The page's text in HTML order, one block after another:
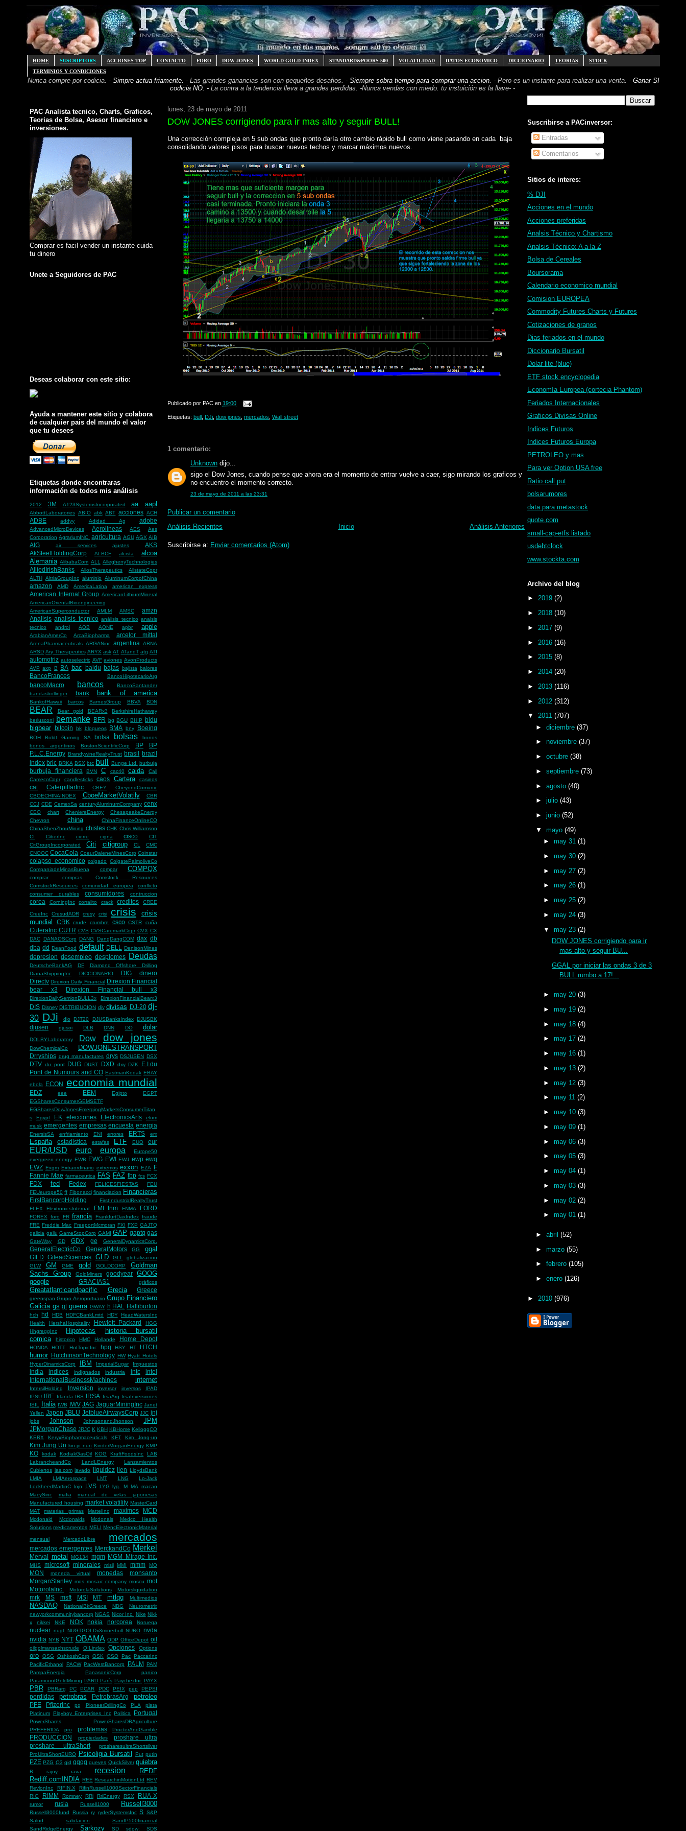
HOME SUSCRIPTORS ACCIONES TOP CONTACTO FORO DOW JONES WORLD GOLD INDEX STANDARD&POORS 500 VOLATILIDAD DATOS ECONOMICO DICCIONARIO TEORIAS
STOCK
TERMINIOS Y CONDICIONES
Nunca compre por codicia. - Simpre actua friamente. - Las grandes ganancias son con pequeños desafios. - Siempre sobra tiempo para comprar una accion. - Pero es un instante para realizar una venta. - Ganar SI
codicia NO. - La contra a la tendencia lleva a grandes perdidas. -Nunca vendas con miedo. tu instuición es la llave- -
PAC Analista tecnico, Charts, Graficos,
Teorias de Bolsa, Asesor financiero e
inversiones.
Comprar es facil vender un instante cuida
tu dinero
Unete a Seguidores de PAC
Deseas colaborar con este sitio:
Ayuda a mantener este sitio y colabora
de cualquier pais del mundo el valor
que tu desees
Etiquetas donde encontraras
información de todos mis análisis
2012 3M A123SystemsIncorporated aa aapl
AbbottLaboratories ABIO abk ABT acciones ACH
ADBE addyy Adidad Ag adobe
AdvancedMicroDevices Aerolineas AES
Aes
Corporation AgrariumINC. agricultura AGU AGX AIB
AIG air services ajustes
AKS
AkSteelHoldingCorp
ALBCF alcista
alcoa
Alemania AlibabaCom ALL AlleghenyTechnologies
AlliedIrishBanks AllosTherapeutics
AllstateCopr
ALTH
AltriaGroupInc aluminio AluminumCorpofChina
amazon AMD AmericaLatina american express
American Internat Group AmericanLithiumMineral
AmericanOrientalBioengineering
AmericanSuperconductor
AMLM AMSC
amzn
Analisis analisis tecnico análisis tecnico analsis
tecnico
androi AOB AONE apbr apple
ArabianAmerCo ArcaBiopharma arcelor mittal
ArenaPharmaceuticals ARGANinc argentina
ARNA
ARSD Ary Therapeutics ARYX ask AT ATandT atg ATI
automotriz autoselectric AVF aviones AvonProducts
AVP axp B BA bac baidu bajas bajista balores
BancoFrances BancoHipotecarioArg
bancoMacro bancos
BancoSantander
bandasbollinger
bank bank of america
BankofHawaii barcos BarnesGroup BBVA BDN
BEAR Bear gold BEARx3
BerkshireHathaway
berlusconi
bernanke BFR bg BGU BHIP bidu
bigbear bitcoin bk bloqueos BMA bny Boeing
BOH Boldt Gaming SA bolsa bolsas
bonos
bonos argentinos
BostonScientificCorp BP
BP
P.L.C.Energy BrandywineRealtyTrust brasil
brazil
index bric BRKA BSX btc bull Bunge Ltd. burbuja
burbuja financiera BVN C cac40 caida
Call
CamecoCopr
candlesticks caos Cartera casinos
cat CaterpillarInc CBEY
CbeyondComunic
CBOECHINAINDEX
CboeMarketVolatily
CBR
CCJ CDE CemexSa centuryAluminumCompany cenx
CEO chart CheniereEnergy
ChesapeakeEnergy
Chevron
china
ChinaFinanceOnlineCO
ChinaShenZhouMining chistes CHK Chris Williamson
CI
CiberInc cierre cigna cisco
CIT
CitGroupIncorporated
Citi citigroup CL
CMC
CNOOC CocaCola CoeurDaleneMinesCorp Coinstar
colapso economico colgado
ColgatePalmoliveCo
CompaniadeMinasBuena
compar COMPQX
comprar compras
Comstock Resources
ComstockResources
comunidad europea
conflicto
consumer durables
consumidores contruccion
corea CorningInc corralito crack creditos CREE
CreeInc CresudADR cresy crisi crisis
crisis
mundial
CRK crude crumbre csco CSTR cuña
CuteraInc CUTR CVS CVSCaremarkCopr CVX CX
DAC
DANAOSCorp DANG DangDangCOM dax db
dba dd DeanFood default DELL DenisonMines
depresion desempleo desplomes Deudas
DeutscheBankAG DF
Diamond Offshore Drilling
DianaShippingInc
DICCIONARIO DIG
dinero
Directv Direxion Daily Financial
Direxion Financial
bear x3
Direxion Financial bull x3
DirexionDailySemionBULL3x DirexionFinancialBearx3
DIS Disney DISTRIBUCION div divisas DJ-20 dj-
30 DJi djo DJT20 DJUSBanksIndex DJUSBK
djusen djusoi DLB DNN DO dolar
DOLBYLaboratory Dow dow jones
DowChemicalCo DOWJONESTRANSPORT
Drryships drug manufactures drys DSJUSEN DSX
DTV du pont DUG DUST DXD dxy DZK
E.I.du
Pont de Numours and CO EastmanKodak EBAY
ebola ECON economia mundial
EDZ eee EEM Egipto
EGPT
EGSharesConsumerGEMSETF
EGSharesDowJonesEmergingMarketsConsumerTitan
s
Egypt EK elecciones ElectronicsArts
elom
musk emergentes empresas encuesta energia
EnersisSA enfriamiento ENI errores ERTS erx
España estadistica estafas ETF EUO eur
EUR/USD euro europa
Europe50
evergreen energy EWB EWG EWI EWJ ewp ewq
EWZ Exgm Extraordinario extremos exxon EZA
F
Fannie Mae farmaceutica FAS FAZ fbp fcs FCX
FDX fed Fedex FELICESFIESTAS
FEU
FEUeurope50 ff Fibonacci financiacion Financieras
FirstBancorpHolding
FirstIndustrialRealtyTrust
FLEX
FlextronicsInternat FMI fnm FNMA FORD
FOREX foro FR francia FrankfurtDaxIndex fraude
FRE Freddie Mac FreeportMcmoran FXI FXP GAJTQ
galicia gallu GameStopCorp GAMI GAP gaptq gas
GateWay GD GDX ge GeneralDynamicsCorp.
GeneralElectricCo GeneralMotors GG ggal
GILD GileadSciences GLD GLL
globalizacion
GLW
GM GME gold GOLDCORP
Goldman
Sachs Group
GoldMiners goodyear
GOOG
google
GRACIAS1 gráficos
Greatatlanticandpacific Grecia Greece
greenspan Grupo Aeroportuario Grupo Financiero
Galicia gs gt guerra GWAY h HAL Halliburton
hch hd HDB HDFCBankLmtd HDY
HeadWatersInc
Health
HershaHospitality Hewlett Packard
HGG
HhgreggInc
Hipotecas
historia bursatil
comica
historico HMC Hollande Home Depot
HONDA HOTT HotTopicInc hpq HSY HT HTCH
humor HutchinsonTechnology HW Hyatt Hotels
HyperDinamicsCorp
IBM ImperialSugar Impuestos
india indices indignados industria intc
intel
InternationalBusinessMachines
internet
IntersilHolding Inversion inversor inversos
IPAD
IPSU
IRE Irlanda IRS IRSA IrsaArg
IrsaInversiones
ISIL
Italia IWB IWV JAG JaguarMiningInc Janet
Yellen Japon JBLU JetblueAirwaysCorp JJC jnj
jobs Johnson JohnsonandJhonson JPM
JPMorganChase JRJC K KBH KBHome KelloggCO
KERX
KeryxBiopharmaceuticals KFT Kim Jong-un
Kim Jung Un kin jo nun KinderMorganEnergy KMP
KO kodak KodiakGasOil KOG KraftFoodsInc
LAB
LabrancheandCo
LandLEnergy
Lanzamientos
Cubiertos
las.com lavado liquidez llen
LloydsBank
LMIA
LMIAerospace LMT LNG
Lo-Jack
LockheedMartinC
lojn LVS LYG lyg. M MA macao
MacySinc
mafia
manual de velas japonesas
Manufactured housing market volatility MasterCard
MAT
materias primas MattelInc maximos MCD
Mcdonald Mcdonalds Mcdonals
Medco Health
Solutions medicamentos MELI MencElectronicMaterial
mensual MercadoLibre mercados
mercados emergentes MerckandCo Merkel
Merval metal MG134 mgm MGM Mirage Inc.
MHS microsoft minerales misil MMI mmm MO
MON moneda virtual monedas
monsanto
MorganStanley mos mosaic company moscu mot
MotorolaInc.
MotorolaSolutions Motorsliquidation
mrk MS msft MSI MT mtlqq Multimedios
NASDAQ NationalBkGreece NBG
Neurometrix
newyorkcommunitybancorp NGAS Nicor Inc. Nike Niki-
x
nikkei NKE NOK nokia norcorea Noruega
nuclear nugt NUGTGOLDx3minerbull NURO nvda
nvidia NYB NYT OBAMA ODP OfficeDepot oil
oilgolmansachscrude OILindex Opciones Options
oro OSG OshkoshCorp OSK OSO Pac
PaccarInc
PacificEthanol
PACW PacWestBancorp PALM
PAM
PampaEnergia
PanasonicCorp
panico
ParamountGoldMining PARD París PaychexInc PAYX
PBR PBRarg PC PCAR PDC PEIX pep PEPSI
perdidas petrobras PetrobrasArg petroleo
PFE PfizerInc pg PioneerDrillingCo PLA
plata
Platinum
Playboy Enterprises Inc Politica Portugal
PowerShares
PowerSharesDBAgriculture
PREFERIDA
pro problemas ProcterAndGamble
PRODUCCION propiedades
proshare ultra
proshare ultraShort
prosharesultraShortsilver
ProUltraShortEURO
Psicoligia Bursatil Put putin
PZE PZG Q3 qid qqqq queves QuickSilver quiebra
R rajoy rava recesion
REDF
Rediff.comINDIA REE ResearchinMotionLtd
REV
RevlonInc
RIFIN.X
RifinRussell1000SectorFinancials
RIG
RIMM Romney RRi RriEnergy RSX RUA-X
rumor rusia Russell1000 Russell3000
Russell3000fund Russia ry ryderSystemsInc S S&P
Salud
salutacion
SandP500financial
SandRidgeEnergy
Sarkozy SD sdow; SDS
lunes, 23 de mayo de 2011
DOW JONES corrigiendo para ir mas alto y seguir BULL!
Una corrección compleja en 5 sub ondas que pronto daría otro cambio rápido bull como viene pasando en cada baja
consolidando valores pisos para buscar nuevos techos y marcar máximos nuevos.
Publicado por PAC en 19:00
Etiquetas: bull DJi dow jones mercados Wall street
1 comentario:
Unknown dijo...
sigo el Dow Jones, cuando pense que ahora era el momento de entrar vuelve a caer, sigo mirando los graficos y
no encuentro el momento correcto.
23 de mayo de 2011 a las 23:31
Publicar un comentario
Análisis Recientes
Análisis Anteriores
Inicio
Suscribirse a: Enviar comentarios (Atom)
Suscribirse a PACinversor:
Entradas
Comentarios
Sitios de interes:
% DJI
Acciones en el mundo
Acciones preferidas
Analsis Técnico y Chartismo
Analsis Técnico: A a la Z
Bolsa de Cereales
Boursorama
Calendario economico mundial
Comision EUROPEA
Commodity Futures Charts y Futures
Cotizaciones de granos
Dias feriados en el mundo
Diccionario Bursatil
Dolar lite (blue)
ETF stock encyclopedia
Economía Europea (cortecia Phantom)
Feriados Internacionales
Graficos Divisas Online
Indices Futuros
Indices Futuros Europa
PETROLEO y mas
Para ver Option USA free
Ratio call put
bolsarumores
data para metastock
quote.com
small-cap-etfs listado
usdebtclock
www.stockta.com
Archivo del blog
► 2019 (2)
► 2018 (10)
► 2017 (9)
► 2016 (16)
► 2015 (8)
► 2014 (20)
► 2013 (116)
► 2012 (312)
▼ 2011 (707)
► diciembre (37)
► noviembre (37)
► octubre (38)
► septiembre (73)
► agosto (40)
► julio (43)
► junio (52)
▼ mayo (49)
► may 31(1)
► may 30(2)
► may 27(2)
► may 26(1)
► may 25(2)
► may 24(3)
▼ may 23(2)
DOW JONES corrigiendo para ir
mas alto y seguir BU...
GGAL por iniciar las ondas 3 de 3
BULL rumbo a 17!...
► may 20(3)
► may 19(2)
► may 18(4)
► may 17(2)
► may 16(1)
► may 13(2)
► may 12(3)
► may 11(2)
► may 10(3)
► may 09(1)
► may 06(3)
► may 05(3)
► may 04(1)
► may 03(3)
► may 02(2)
► may 01(1)
► abril (52)
► marzo (55)
► febrero (105)
► enero (126)
► 2010 (976)